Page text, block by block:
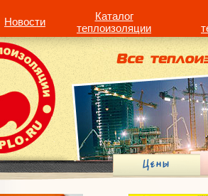
Новости
Каталог
теплоизоляции